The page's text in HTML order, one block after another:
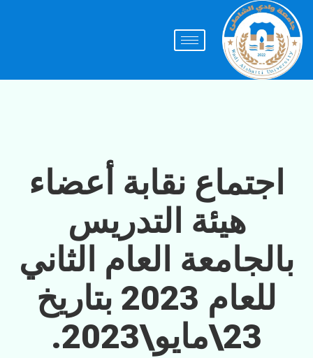
اجتماع نقابة أعضاء
هيئة التدريس
بالجامعة العام الثاني
للعام 2023 بتاريخ
23\مايو\2023.